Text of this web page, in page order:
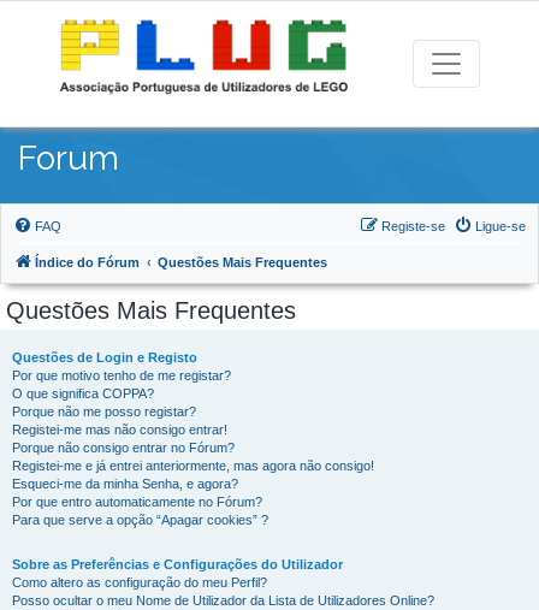
Forum
FAQ Ligue-se
Registe-se
Índice do Fórum Questões Mais Frequentes
Questões Mais Frequentes
Questões de Login e Registo
Por que motivo tenho de me registar?
O que significa COPPA?
Porque não me posso registar?
Registei-me mas não consigo entrar!
Porque não consigo entrar no Fórum?
Registei-me e já entrei anteriormente, mas agora não consigo!
Esqueci-me da minha Senha, e agora?
Por que entro automaticamente no Fórum?
Para que serve a opção “Apagar cookies” ?
Sobre as Preferências e Configurações do Utilizador
Como altero as configuração do meu Perfil?
Posso ocultar o meu Nome de Utilizador da Lista de Utilizadores Online?